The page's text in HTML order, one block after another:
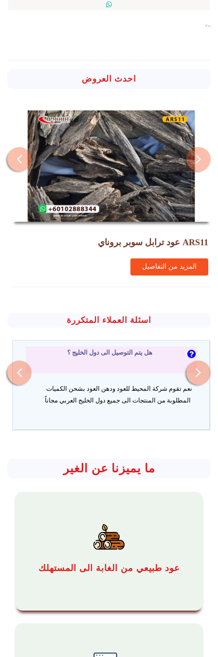
-->
احدث العروض
عود ترابل سوبر بروناي ARS11
المزيد من التفاصيل
اسئلة العملاء المتكررة
هل يتم التوصيل الى دول الخليج ؟
نعم تقوم شركة المحيط للعود ودهن العود بشحن الكميات
ما يميزنا عن الغير
عود طبيعي من الغابة الى المستهلك